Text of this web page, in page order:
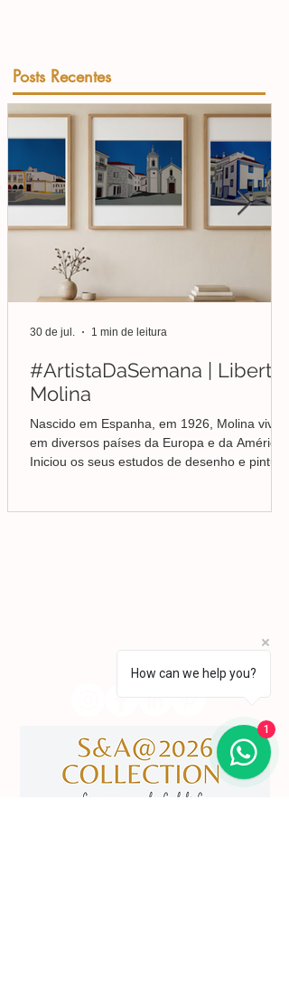
Posts Recentes
#ArtistaDaSemana | Liberto
Molina
Nascido em Espanha, em 1926, Molina viveu
em diversos países da Europa e da América.
Iniciou os seus estudos de desenho e pintura
30 de jul. 1 min de leitura
​servicodeboutique@serigrafiaseafins.pt
How can we help you?
1